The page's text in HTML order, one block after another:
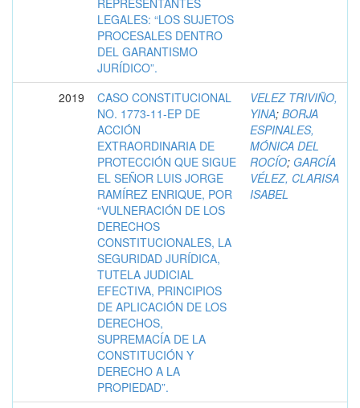
REPRESENTANTES
LEGALES: “LOS SUJETOS
PROCESALES DENTRO
DEL GARANTISMO
JURÍDICO”.
2019
CASO CONSTITUCIONAL
NO. 1773-11-EP DE
ACCIÓN
EXTRAORDINARIA DE
PROTECCIÓN QUE SIGUE
EL SEÑOR LUIS JORGE
RAMÍREZ ENRIQUE, POR
“VULNERACIÓN DE LOS
DERECHOS
CONSTITUCIONALES, LA
SEGURIDAD JURÍDICA,
TUTELA JUDICIAL
EFECTIVA, PRINCIPIOS
DE APLICACIÓN DE LOS
DERECHOS,
SUPREMACÍA DE LA
CONSTITUCIÓN Y
DERECHO A LA
PROPIEDAD”.
VELEZ TRIVIÑO,
YINA; BORJA
ESPINALES,
MÓNICA DEL
ROCÍO; GARCÍA
VÉLEZ, CLARISA
ISABEL